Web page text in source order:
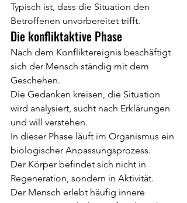
Typisch ist, dass die Situation den
Betroffenen unvorbereitet trifft.
Die konfliktaktive Phase
Nach dem Konfliktereignis beschäftigt
sich der Mensch ständig mit dem
Geschehen.
Die Gedanken kreisen, die Situation
wird analysiert, sucht nach Erklärungen
und will verstehen.
In dieser Phase läuft im Organismus ein
biologischer Anpassungsprozess.
Der Körper befindet sich nicht in
Regeneration, sondern in Aktivität.
Der Mensch erlebt häufig innere